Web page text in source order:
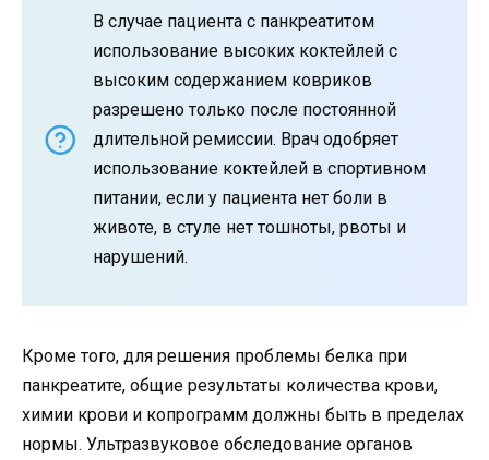
В случае пациента с панкреатитом
использование высоких коктейлей с
высоким содержанием ковриков
разрешено только после постоянной
длительной ремиссии. Врач одобряет
использование коктейлей в спортивном
питании, если у пациента нет боли в
животе, в стуле нет тошноты, рвоты и
нарушений.
Кроме того, для решения проблемы белка при
панкреатите, общие результаты количества крови,
химии крови и копрограмм должны быть в пределах
нормы. Ультразвуковое обследование органов